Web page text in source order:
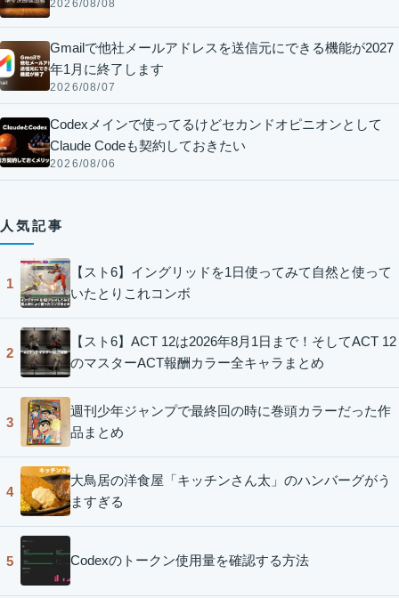
2026/08/08
Gmailで他社メールアドレスを送信元にできる機能が2027
年1月に終了します
2026/08/07
Codexメインで使ってるけどセカンドオピニオンとして
Claude Codeも契約しておきたい
2026/08/06
人気記事
1
【スト6】イングリッドを1日使ってみて自然と使って
いたとりこれコンボ
2
【スト6】ACT 12は2026年8月1日まで！そしてACT 12
のマスターACT報酬カラー全キャラまとめ
3
週刊少年ジャンプで最終回の時に巻頭カラーだった作
品まとめ
4
大鳥居の洋食屋「キッチンさん太」のハンバーグがう
ますぎる
5 Codexのトークン使用量を確認する方法